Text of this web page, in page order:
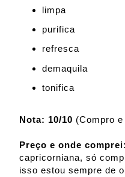
limpa
purifica
refresca
demaquila
tonifica
Nota: 10/10 (Compro
Preço e onde comprei:
capricorniana, só
isso estou sempre de